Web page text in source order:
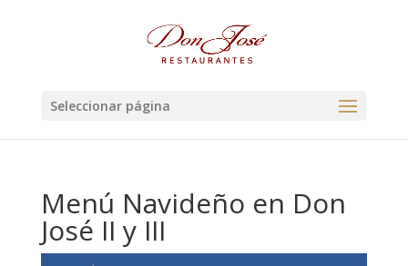
Seleccionar página
Menú Navideño en Don
José II y III